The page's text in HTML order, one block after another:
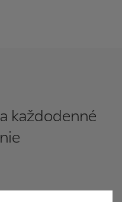
každodenné